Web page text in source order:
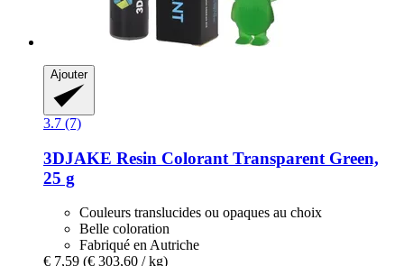
Ajouter
3.7 (7)
3DJAKE Resin Colorant Transparent Green,
25 g
Couleurs translucides ou opaques au choix
Belle coloration
Fabriqué en Autriche
€ 7,59 (€ 303,60 / kg)